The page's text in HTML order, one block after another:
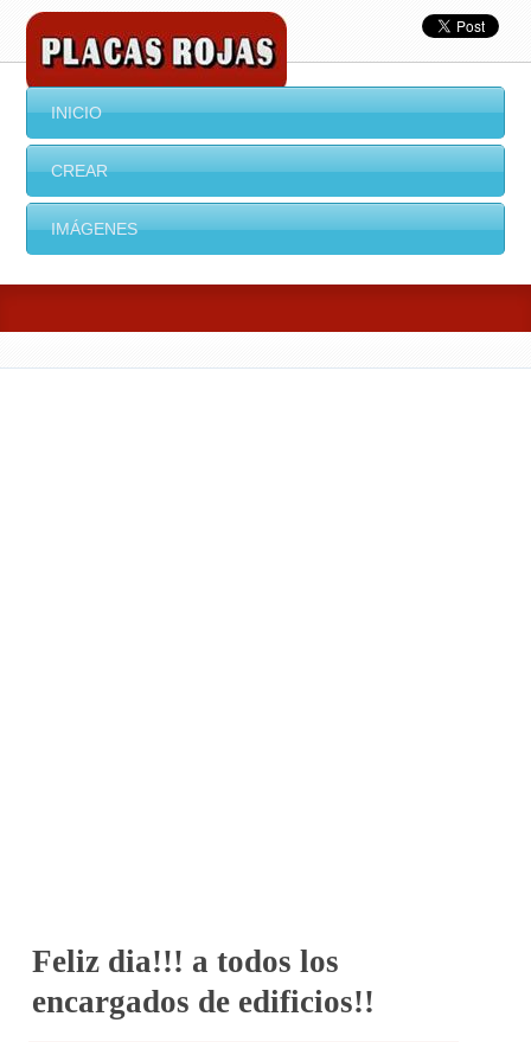
INICIO
CREAR
IMÁGENES
Feliz dia!!! a todos los
encargados de edificios!!